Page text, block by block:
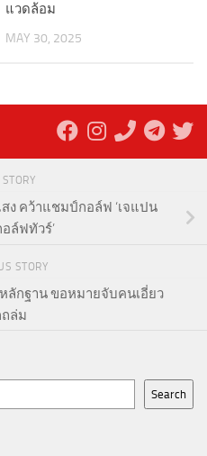
แวดล้อม
MAY 30, 2025
ง คว้าแชมป์กอล์ฟ ‘เจแปน
ล์ฟทัวร์’
STORY
หลักฐาน ขอหมายจับคนเอี่ยว
ล่ม
Search